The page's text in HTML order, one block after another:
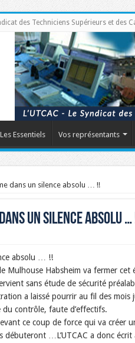
des Techniciens Supérieurs et des
Les Essentiels Vos représentants
dans un silence absolu … !!
un silence absolu …
absolu … !!
Mulhouse Habsheim va fermer cet
sans étude de sécurité
a laissé pourrir au fil des mois
du contrôle, faute d’effectifs.
ce coup de force qui va créer
débuteront …L’UTCAC a donc